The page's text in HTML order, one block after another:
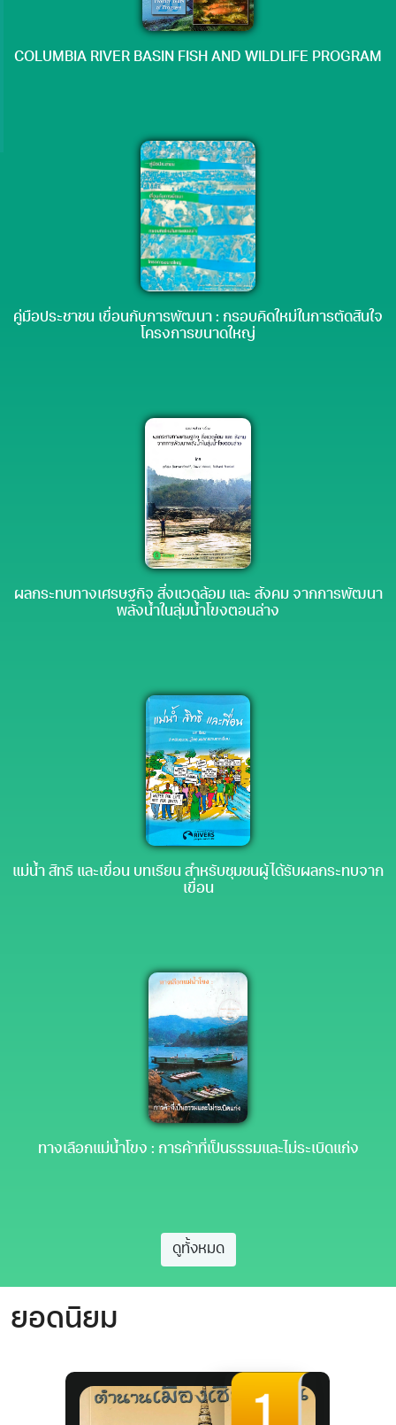
COLUMBIA RIVER BASIN FISH AND WILDLIFE PROGRAM
คู่มือประชาชน เขื่อนกับการพัฒนา : กรอบคิดใหม่ในการตัดสินใจ
โครงการขนาดใหญ่
ผลกระทบทางเศรษฐกิจ สิ่งแวดล้อม และ สังคม จากการพัฒนา
พลังน้ำในลุ่มน้ำโขงตอนล่าง
แม่น้ำ สิทธิ และเขื่อน บทเรียน สำหรับชุมชนผู้ได้รับผลกระทบจาก
เขื่อน
ทางเลือกแม่น้ำโขง : การค้าที่เป็นธรรมและไม่ระเบิดแก่ง
ดูทั้งหมด
ยอดนิยม